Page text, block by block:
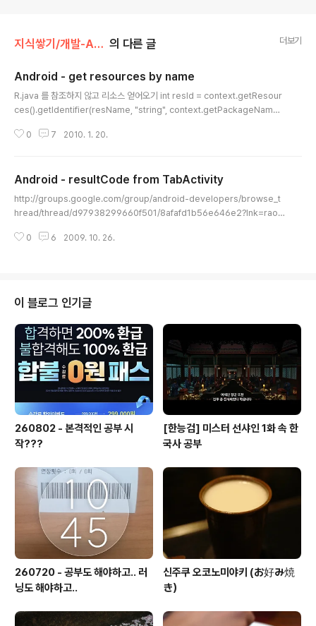
지식쌓기/개발-Android 의 다른 글 더보기
Android - get resources by name
R.java 를 참조하지 않고 리소스 얻어오기 int resId = context.getResour
ces().getIdentifier(resName, "string", context.getPackageName
getString(resId); int resId = context.getResources().getIdentifier
째 인자 는 리소스 이름 두번째 인자 "strin..
0 7 2010. 1. 20.
Android - resultCode from TabActivity
http://groups.google.com/group/android-developers/browse_t
hread/thread/d97938299660f501/8afafd1b56e646e2?lnk=raot
ps.com/msg34374.html 위 문제의 해결책 TabActivity 안에 Tab Cont
0 6 2009. 10. 26.
이 블로그 인기글
260802 - 본격적인 공부 시
작???
[한능검] 미스터 선샤인 1화 속 한
국사 공부
260720 - 공부도 해야하고.. 러
닝도 해야하고..
신주쿠 오코노미야키 (お好み焼
き）